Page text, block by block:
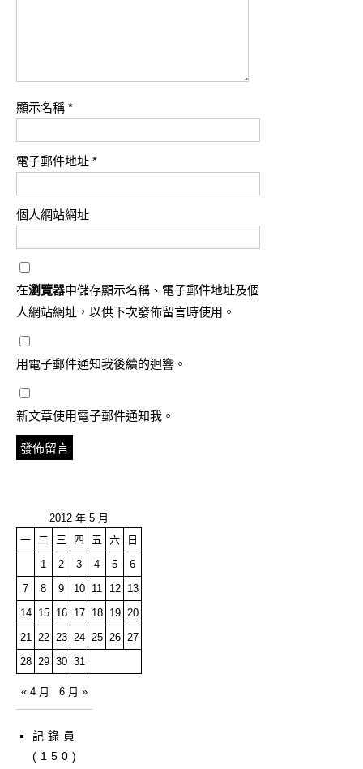
顯示名稱 *
電子郵件地址 *
個人網站網址
在瀏覽器中儲存顯示名稱、電子郵件地址及個
人網站網址，以供下次發佈留言時使用。
用電子郵件通知我後續的迴響。
新文章使用電子郵件通知我。
2012 年 5 月
一
二 三 四 五 六
日
1
2 3 4 5
6
7
8 9 10 11 12
13
14
15 16 17 18 19
20
21
22 23 24 25 26
27
28
29 30 31
« 4 月 6 月 »
記錄員
(150)